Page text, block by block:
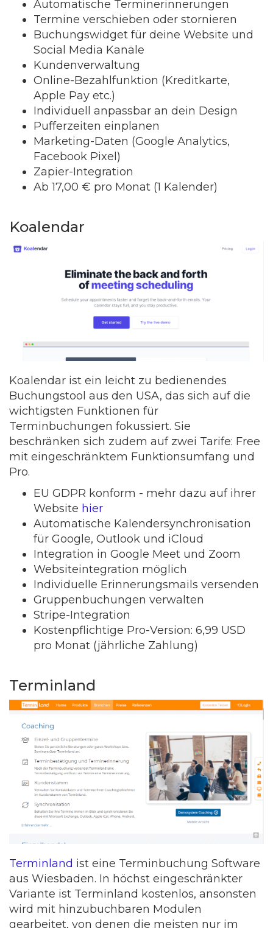
Automatische Terminerinnerungen
Termine verschieben oder stornieren
Buchungswidget für deine Website und
Social Media Kanäle
Kundenverwaltung
Online-Bezahlfunktion (Kreditkarte,
Apple Pay etc.)
Individuell anpassbar an dein Design
Pufferzeiten einplanen
Marketing-Daten (Google Analytics,
Facebook Pixel)
Zapier-Integration
Ab 17,00 € pro Monat (1 Kalender)
Koalendar
Koalendar ist ein leicht zu bedienendes
Buchungstool aus den USA, das sich auf die
wichtigsten Funktionen für
Terminbuchungen fokussiert. Sie
beschränken sich zudem auf zwei Tarife: Free
mit eingeschränktem Funktionsumfang und
Pro.
EU GDPR konform - mehr dazu auf ihrer
Website hier
Automatische Kalendersynchronisation
für Google, Outlook und iCloud
Integration in Google Meet und Zoom
Websiteintegration möglich
Individuelle Erinnerungsmails versenden
Gruppenbuchungen verwalten
Stripe-Integration
Kostenpflichtige Pro-Version: 6,99 USD
pro Monat (jährliche Zahlung)
Terminland
Terminland ist eine Terminbuchung Software
aus Wiesbaden. In höchst eingeschränkter
Variante ist Terminland kostenlos, ansonsten
wird mit hinzubuchbaren Modulen
gearbeitet, von denen die meisten nur im